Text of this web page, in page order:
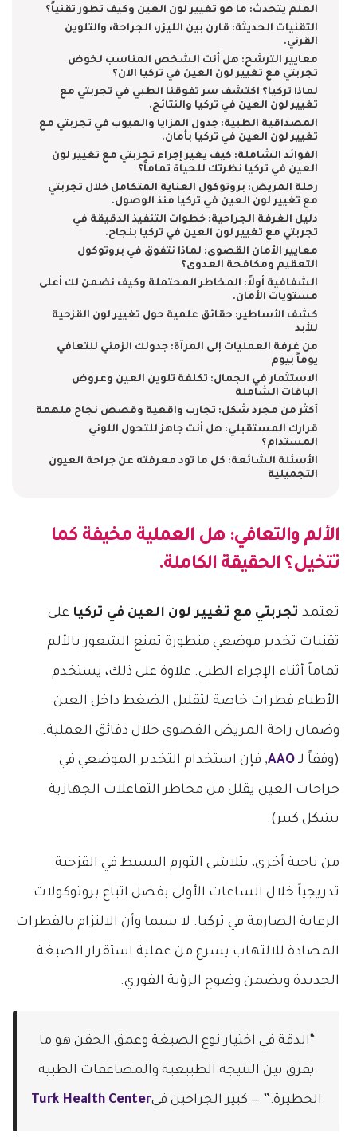
العلم يتحدث: ما هو تغيير لون العين وكيف تطور تقنياً؟
التقنيات الحديثة: قارن بين الليزر، الجراحة، والتلوين
القرني.
معايير الترشح: هل أنت الشخص المناسب لخوض
تجربتي مع تغيير لون العين في تركيا الآن؟
لماذا تركيا؟ اكتشف سر تفوقنا الطبي في تجربتي مع
تغيير لون العين في تركيا والنتائج.
المصداقية الطبية: جدول المزايا والعيوب في تجربتي مع
تغيير لون العين في تركيا بأمان.
الفوائد الشاملة: كيف يغير إجراء تجربتي مع تغيير لون
العين في تركيا نظرتك للحياة تماماً؟
رحلة المريض: بروتوكول العناية المتكامل خلال تجربتي
مع تغيير لون العين في تركيا منذ الوصول.
دليل الغرفة الجراحية: خطوات التنفيذ الدقيقة في
تجربتي مع تغيير لون العين في تركيا بنجاح.
معايير الأمان القصوى: لماذا نتفوق في بروتوكول
التعقيم ومكافحة العدوى؟
الشفافية أولاً: المخاطر المحتملة وكيف نضمن لك أعلى
مستويات الأمان.
كشف الأساطير: حقائق علمية حول تغيير لون القزحية
للأبد
من غرفة العمليات إلى المرآة: جدولك الزمني للتعافي
يوماً بيوم
الاستثمار في الجمال: تكلفة تلوين العين وعروض
الباقات الشاملة
أكثر من مجرد شكل: تجارب واقعية وقصص نجاح ملهمة
قرارك المستقبلي: هل أنت جاهز للتحول اللوني
المستدام؟
الأسئلة الشائعة: كل ما تود معرفته عن جراحة العيون
التجميلية
الألم والتعافي: هل العملية مخيفة كما
تتخيل؟ الحقيقة الكاملة.
تعتمد تجربتي مع تغيير لون العين في تركيا على
تقنيات تخدير موضعي متطورة تمنع الشعور بالألم
تماماً أثناء الإجراء الطبي. علاوة على ذلك، يستخدم
الأطباء قطرات خاصة لتقليل الضغط داخل العين
وضمان راحة المريض القصوى خلال دقائق العملية.
(وفقاً لـAAO, فإن استخدام التخدير الموضعي في
جراحات العين يقلل من مخاطر التفاعلات الجهازية
بشكل كبير).
من ناحية أخرى، يتلاشى التورم البسيط في القزحية
تدريجياً خلال الساعات الأولى بفضل اتباع بروتوكولات
الرعاية الصارمة في تركيا. لا سيما وأن الالتزام بالقطرات
المضادة للالتهاب يسرع من عملية استقرار الصبغة
الجديدة ويضمن وضوح الرؤية الفوري.
“الدقة في اختيار نوع الصبغة وعمق الحقن هو ما
يفرق بين النتيجة الطبيعية والمضاعفات الطبية
الخطيرة.” — كبير الجراحين فيTurk Health Center